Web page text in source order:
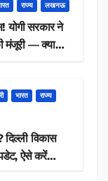
राज्य लखनऊ
योगी सरकार ने
मंजूरी — क्या
भारत राज्य
विकास
ऐसे करें